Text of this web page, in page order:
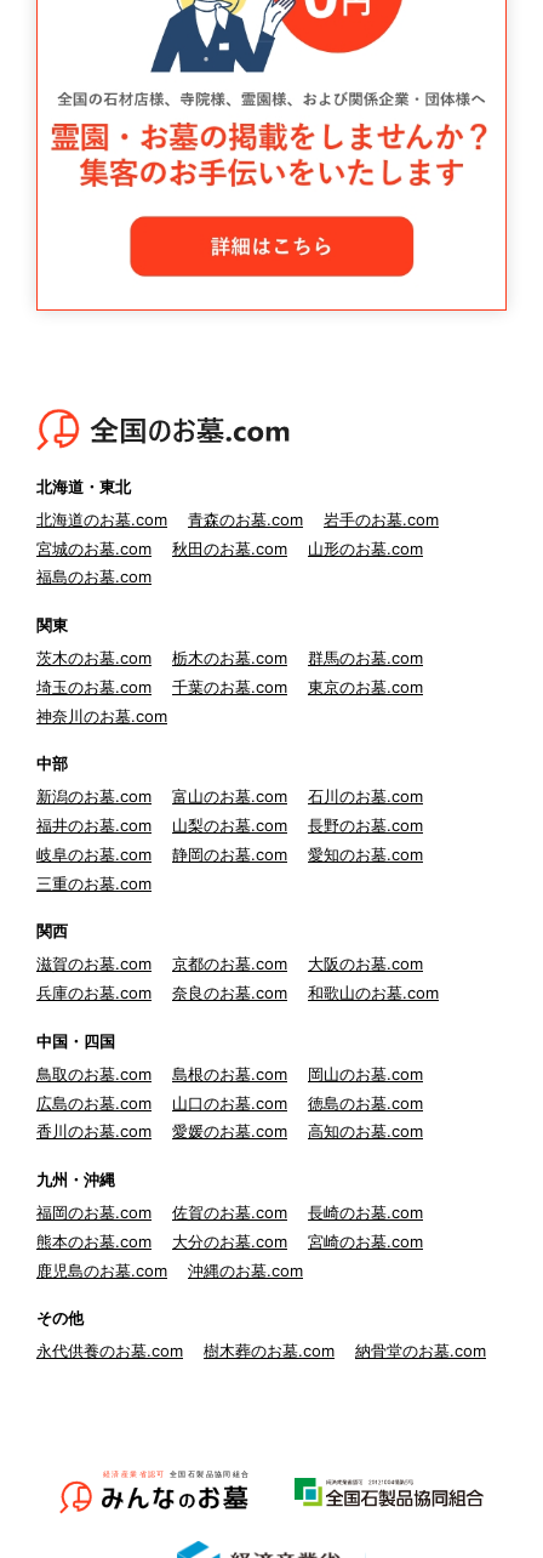
北海道・東北
北海道のお墓.com
青森のお墓.com
岩手のお墓.com
宮城のお墓.com
秋田のお墓.com
山形のお墓.com
福島のお墓.com
関東
茨木のお墓.com
栃木のお墓.com
群馬のお墓.com
埼玉のお墓.com
千葉のお墓.com
東京のお墓.com
神奈川のお墓.com
中部
新潟のお墓.com
富山のお墓.com
石川のお墓.com
福井のお墓.com
山梨のお墓.com
長野のお墓.com
岐阜のお墓.com
静岡のお墓.com
愛知のお墓.com
三重のお墓.com
関西
滋賀のお墓.com
京都のお墓.com
大阪のお墓.com
兵庫のお墓.com
奈良のお墓.com 和歌山のお墓.com
中国・四国
鳥取のお墓.com
島根のお墓.com
岡山のお墓.com
広島のお墓.com
山口のお墓.com
徳島のお墓.com
香川のお墓.com
愛媛のお墓.com 高知のお墓.com
九州・沖縄
福岡のお墓.com
佐賀のお墓.com
長崎のお墓.com
熊本のお墓.com
大分のお墓.com
宮崎のお墓.com
鹿児島のお墓.com
沖縄のお墓.com
その他
永代供養のお墓.com
樹木葬のお墓.com 納骨堂のお墓.com